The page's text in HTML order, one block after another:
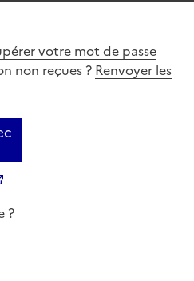
votre mot de passe
non reçues ? Renvoyer les
?